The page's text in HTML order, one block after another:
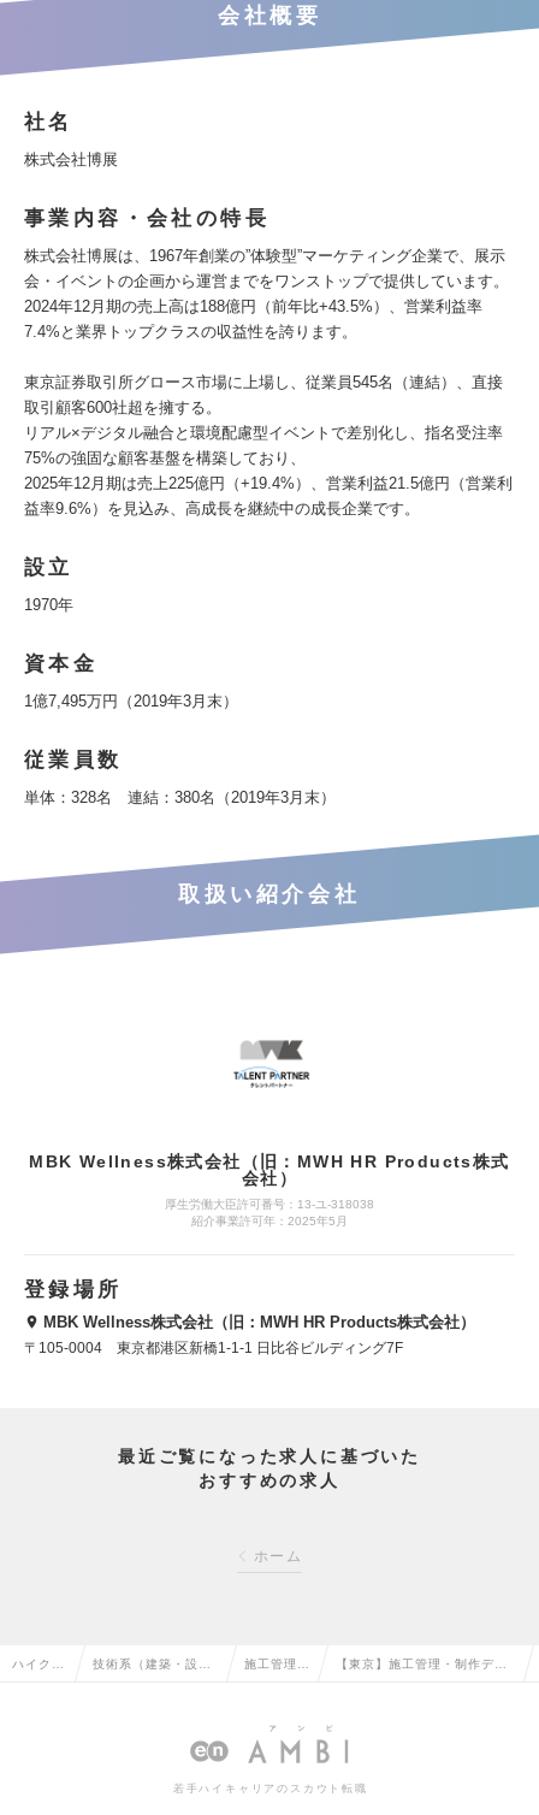
会社概要
社名
株式会社博展
事業内容・会社の特長
株式会社博展は、1967年創業の”体験型”マーケティング企業で、展示
会・イベントの企画から運営までをワンストップで提供しています。
2024年12月期の売上高は188億円（前年比+43.5%）、営業利益率
7.4%と業界トップクラスの収益性を誇ります。
東京証券取引所グロース市場に上場し、従業員545名（連結）、直接
取引顧客600社超を擁する。
リアル×デジタル融合と環境配慮型イベントで差別化し、指名受注率
75%の強固な顧客基盤を構築しており、
2025年12月期は売上225億円（+19.4%）、営業利益21.5億円（営業利
益率9.6%）を見込み、高成長を継続中の成長企業です。
設立
1970年
資本金
1億7,495万円（2019年3月末）
従業員数
単体：328名 連結：380名（2019年3月末）
取扱い紹介会社
MBK Wellness株式会社（旧：MWH HR Products株式
会社）
厚生労働大臣許可番号：13-ユ-318038
紹介事業許可年：2025年5月
登録場所
MBK Wellness株式会社（旧：MWH HR Products株式会社）
〒105-0004 東京都港区新橋1-1-1 日比谷ビルディング7F
最近ご覧になった求人に基づいた
おすすめの求人
ホーム
ハイクラ 技術系（建築・設 施工管理
転職
【東京】施工管理・制作ディ
求人情報
若手ハイキャリアのスカウト転職